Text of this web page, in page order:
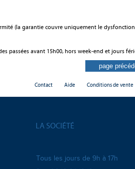
(la garantie couvre uniquement le
passées avant 15h00, hors week-end et jours
Contact Aide Conditions de vente
LA SOCIÉTÉ
Tous les jours de 9h à 17h